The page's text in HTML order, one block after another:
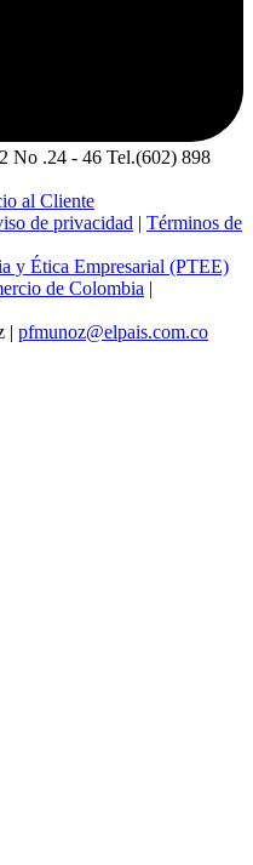
No .24 - 46 Tel.(602) 898
al Cliente
de privacidad | Términos de
y Ética Empresarial (PTEE)
de Colombia |
| pfmunoz@elpais.com.co